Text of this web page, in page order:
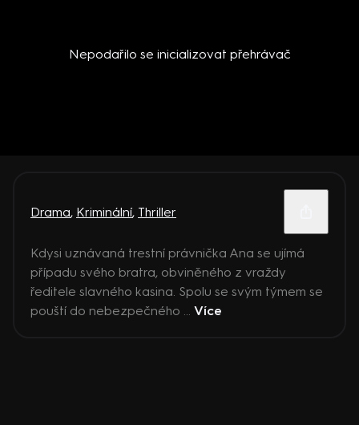
Nepodařilo se inicializovat přehrávač
Drama, Kriminální, Thriller
Kdysi uznávaná trestní právnička Ana se ujímá
případu svého bratra, obviněného z vraždy
ředitele slavného kasina. Spolu se svým týmem se
pouští do nebezpečného ... Více